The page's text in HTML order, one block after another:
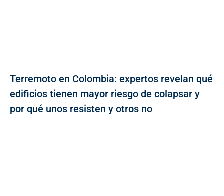
Terremoto en Colombia: expertos revelan qué
edificios tienen mayor riesgo de colapsar y
por qué unos resisten y otros no